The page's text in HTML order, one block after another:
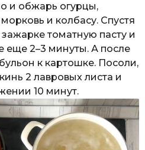
и обжарь огурцы,
и колбасу. Спустя
томатную пасту и
еще 2–3 минуты. А после
к картошке. Посоли,
2 лавровых листа и
10 минут.